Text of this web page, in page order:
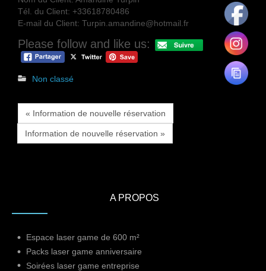
Tél. du Client: +33618780486
E-mail du Client: Turpin.amandine@hotmail.fr
Please follow and like us:
Non classé
« Information de nouvelle réservation
Information de nouvelle réservation »
A PROPOS
Espace laser game de 600 m²
Packs laser game anniversaire
Soirées laser game entreprise